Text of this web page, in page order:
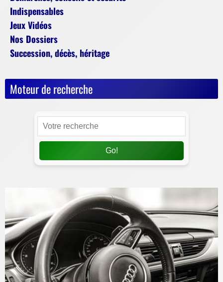
Indispensables
Jeux Vidéos
Nos Dossiers
Succession, décès, héritage
Moteur de recherche
Go!